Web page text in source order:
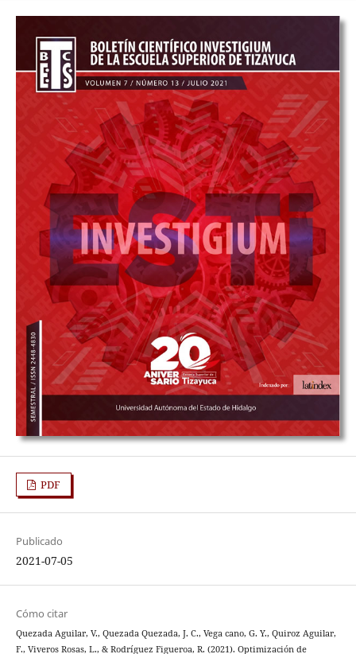
PDF
Publicado
2021-07-05
Cómo citar
Quezada Aguilar, V., Quezada Quezada, J. C., Vega cano, G. Y., Quiroz Aguilar,
F., Viveros Rosas, L., & Rodríguez Figueroa, R. (2021). Optimización de